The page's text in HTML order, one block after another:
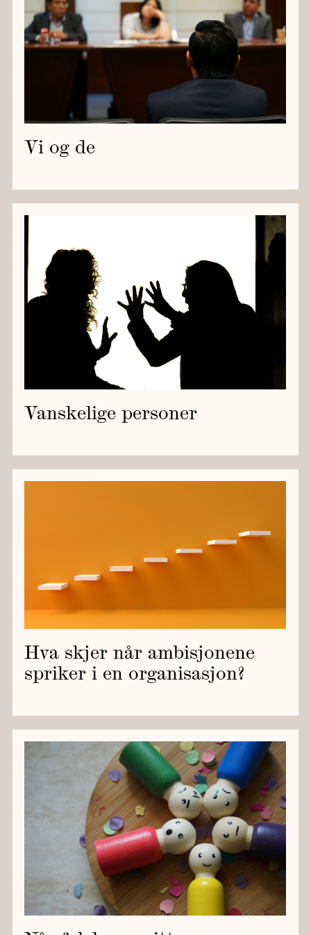
Vi og de
Vanskelige personer
Hva skjer når ambisjonene
spriker i en organisasjon?